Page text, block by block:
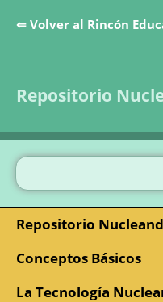
⇐ Volver al Rincón
Repositorio
Repositorio
Conceptos Básicos
La Tecnología